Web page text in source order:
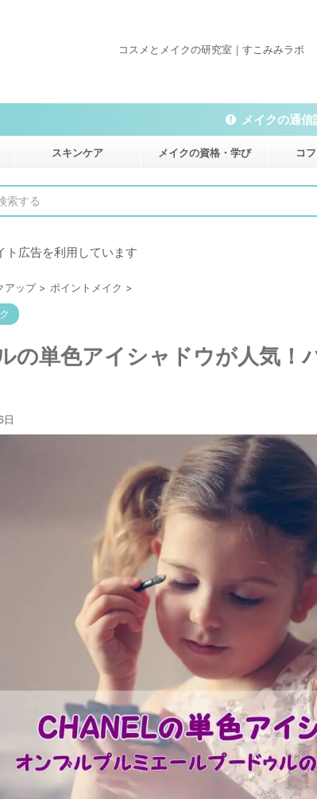
コスメとメイクの研究室｜すこみみラボ
メイクの通
スキンケア メイクの資格・学び コ
ト広告を利用しています
アップ > ポイントメイク >
の単色アイシャドウが人気！
日